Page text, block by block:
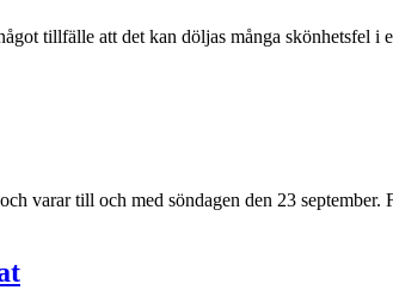
tillfälle att det kan döljas många skönhetsfel i
varar till och med söndagen den 23